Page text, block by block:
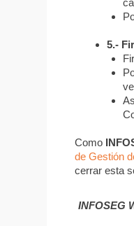
5.-
Como
de Gestión
cerrar esta
INFOSEG